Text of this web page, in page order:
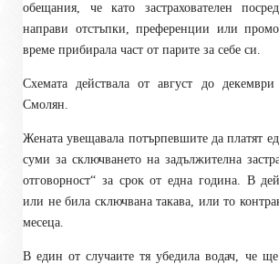
обещания, че като застрахователен
направи отстъпки, преференции или
време прибирала част от парите за себе си.
Схемата действала от август до
Смолян.
Жената увещавала потърпевшите да платят
суми за сключването на задължителна
отговорност“ за срок от една година. В
или не била сключвана такава, или то
месеца.
В един от случаите тя убедила водач, че